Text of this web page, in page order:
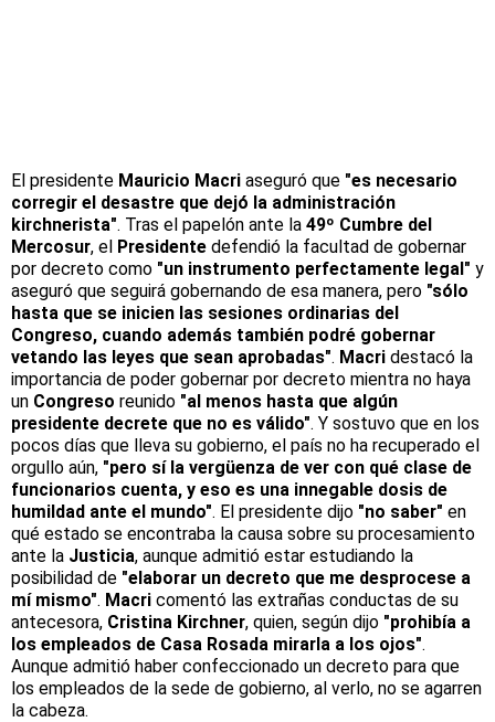
El presidente Mauricio Macri aseguró que "es necesario
corregir el desastre que dejó la administración
kirchnerista". Tras el papelón ante la 49º Cumbre del
Mercosur, el Presidente defendió la facultad de gobernar
por decreto como "un instrumento perfectamente legal" y
aseguró que seguirá gobernando de esa manera, pero "sólo
hasta que se inicien las sesiones ordinarias del
Congreso, cuando además también podré gobernar
vetando las leyes que sean aprobadas". Macri destacó la
importancia de poder gobernar por decreto mientra no haya
un Congreso reunido "al menos hasta que algún
presidente decrete que no es válido". Y sostuvo que en los
pocos días que lleva su gobierno, el país no ha recuperado el
orgullo aún, "pero sí la vergüenza de ver con qué clase de
funcionarios cuenta, y eso es una innegable dosis de
humildad ante el mundo". El presidente dijo "no saber" en
qué estado se encontraba la causa sobre su procesamiento
ante la Justicia, aunque admitió estar estudiando la
posibilidad de "elaborar un decreto que me desprocese a
mí mismo". Macri comentó las extrañas conductas de su
antecesora, Cristina Kirchner, quien, según dijo "prohibía a
los empleados de Casa Rosada mirarla a los ojos".
Aunque admitió haber confeccionado un decreto para que
los empleados de la sede de gobierno, al verlo, no se agarren
la cabeza.